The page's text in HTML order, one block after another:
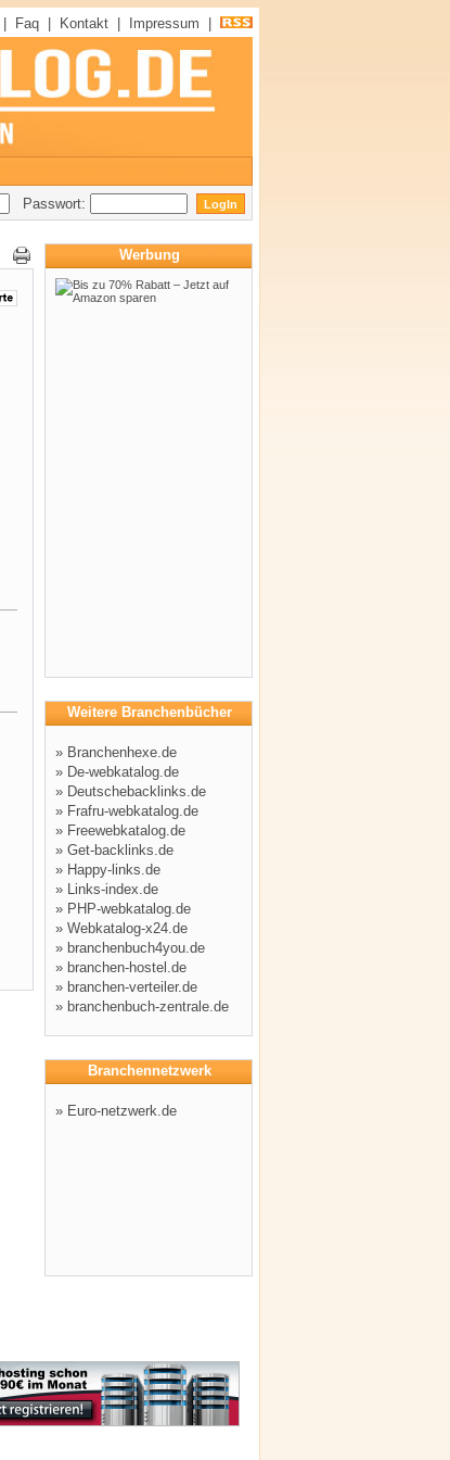
Faq Kontakt Impressum
Passwort:
Werbung
Weitere Branchenbücher
» Branchenhexe.de
» De-webkatalog.de
» Deutschebacklinks.de
» Frafru-webkatalog.de
» Freewebkatalog.de
» Get-backlinks.de
» Happy-links.de
» Links-index.de
» PHP-webkatalog.de
» Webkatalog-x24.de
» branchenbuch4you.de
» branchen-hostel.de
» branchen-verteiler.de
» branchenbuch-zentrale.de
Branchennetzwerk
» Euro-netzwerk.de